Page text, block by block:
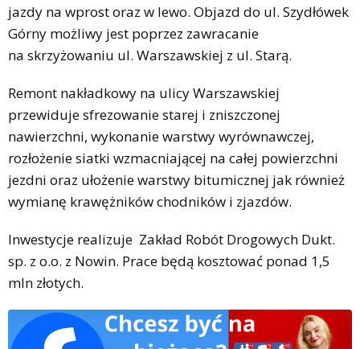
jazdy na wprost oraz w lewo. Objazd do ul. Szydłówek
Górny możliwy jest poprzez zawracanie
na skrzyżowaniu ul. Warszawskiej z ul. Starą.
Remont nakładkowy na ulicy Warszawskiej
przewiduje sfrezowanie starej i zniszczonej
nawierzchni, wykonanie warstwy wyrównawczej,
rozłożenie siatki wzmacniającej na całej powierzchni
jezdni oraz ułożenie warstwy bitumicznej jak również
wymianę krawężników chodników i zjazdów.
Inwestycje realizuje Zakład Robót Drogowych Dukt.
sp. z o.o. z Nowin. Prace będą kosztować ponad 1,5
mln złotych.